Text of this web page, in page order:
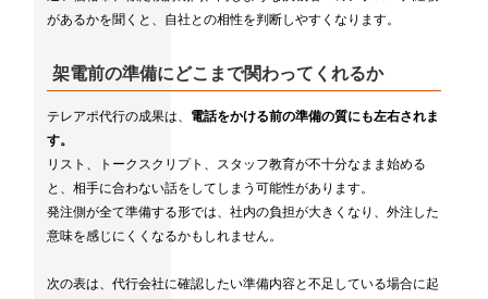
があるかを聞くと、自社との相性を判断しやすくなります。
架電前の準備にどこまで関わってくれるか
テレアポ代行の成果は、
電話をかける前の準備の質にも左右されま
す。
リスト、トークスクリプト、スタッフ教育が不十分なまま始める
と、相手に合わない話をしてしまう可能性があります。
発注側が全て準備する形では、社内の負担が大きくなり、外注した
意味を感じにくくなるかもしれません。
次の表は、代行会社に確認したい準備内容と不足している場合に起